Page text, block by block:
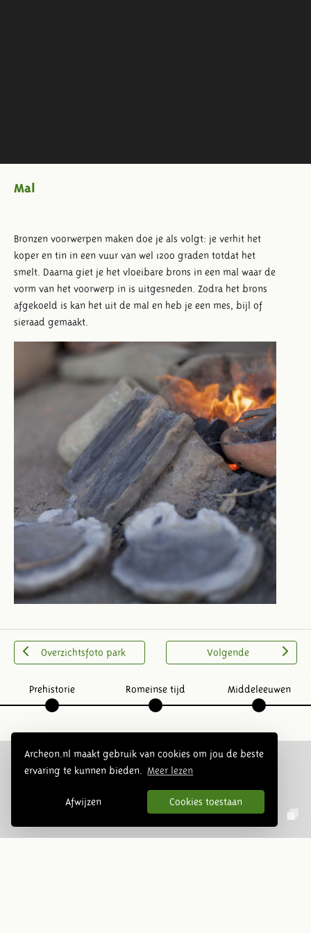
Archeon.nl maakt gebruik van cookies om jou de beste
ervaring te kunnen bieden.
Meer lezen
Afwijzen Cookies toestaan
Mal
Bronzen voorwerpen maken doe je als volgt: je verhit het
koper en tin in een vuur van wel 1200 graden totdat het
smelt. Daarna giet je het vloeibare brons in een mal waar de
vorm van het voorwerp in is uitgesneden. Zodra het brons
afgekoeld is kan het uit de mal en heb je een mes, bijl of
sieraad gemaakt.
Overzichtsfoto park Volgende
Prehistorie Romeinse tijd Middeleeuwen